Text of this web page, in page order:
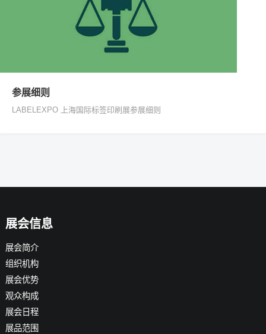
参展细则
LABELEXPO 上海国际标签印刷展参展细则
展会信息
展会简介
组织机构
展会优势
观众构成
展会日程
展品范围